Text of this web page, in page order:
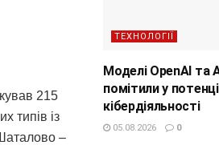
215
типів із
–
ТЕХНОЛОГІЇ
Моделі OpenAI та
помітили у
кібердіяльності
05.08.2026 0